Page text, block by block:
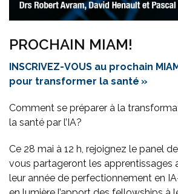
PROCHAIN MIAM!
INSCRIVEZ-VOUS au prochain
pour transformer la santé »
Comment se préparer à la
la santé par l’IA?
Ce 28 mai à 12 h, rejoignez le panel
vous partageront les apprentissages
leur année de perfectionnement en